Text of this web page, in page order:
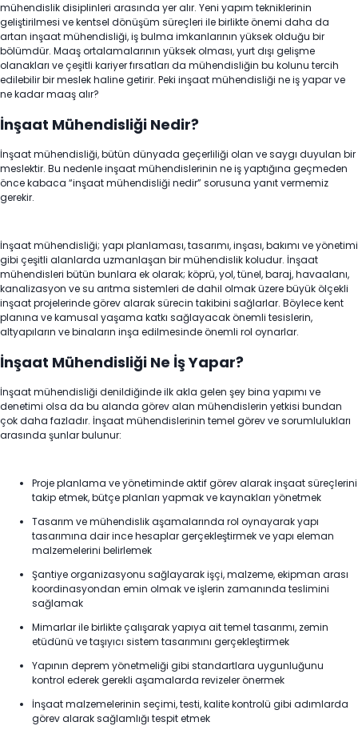
mühendislik disiplinleri arasında yer alır. Yeni yapım tekniklerinin
geliştirilmesi ve kentsel dönüşüm süreçleri ile birlikte önemi daha da
artan inşaat mühendisliği, iş bulma imkanlarının yüksek olduğu bir
bölümdür. Maaş ortalamalarının yüksek olması, yurt dışı gelişme
olanakları ve çeşitli kariyer fırsatları da mühendisliğin bu kolunu tercih
edilebilir bir meslek haline getirir. Peki inşaat mühendisliği ne iş yapar ve
ne kadar maaş alır?
İnşaat Mühendisliği Nedir?
İnşaat mühendisliği, bütün dünyada geçerliliği olan ve saygı duyulan bir
meslektir. Bu nedenle inşaat mühendislerinin ne iş yaptığına geçmeden
önce kabaca “inşaat mühendisliği nedir” sorusuna yanıt vermemiz
gerekir.
İnşaat mühendisliği; yapı planlaması, tasarımı, inşası, bakımı ve yönetimi
gibi çeşitli alanlarda uzmanlaşan bir mühendislik koludur. İnşaat
mühendisleri bütün bunlara ek olarak; köprü, yol, tünel, baraj, havaalanı,
kanalizasyon ve su arıtma sistemleri de dahil olmak üzere büyük ölçekli
inşaat projelerinde görev alarak sürecin takibini sağlarlar. Böylece kent
planına ve kamusal yaşama katkı sağlayacak önemli tesislerin,
altyapıların ve binaların inşa edilmesinde önemli rol oynarlar.
İnşaat Mühendisliği Ne İş Yapar?
İnşaat mühendisliği denildiğinde ilk akla gelen şey bina yapımı ve
denetimi olsa da bu alanda görev alan mühendislerin yetkisi bundan
çok daha fazladır. İnşaat mühendislerinin temel görev ve sorumlulukları
arasında şunlar bulunur:
Proje planlama ve yönetiminde aktif görev alarak inşaat süreçlerini
takip etmek, bütçe planları yapmak ve kaynakları yönetmek
Tasarım ve mühendislik aşamalarında rol oynayarak yapı
tasarımına dair ince hesaplar gerçekleştirmek ve yapı eleman
malzemelerini belirlemek
Şantiye organizasyonu sağlayarak işçi, malzeme, ekipman arası
koordinasyondan emin olmak ve işlerin zamanında teslimini
sağlamak
Mimarlar ile birlikte çalışarak yapıya ait temel tasarımı, zemin
etüdünü ve taşıyıcı sistem tasarımını gerçekleştirmek
Yapının deprem yönetmeliği gibi standartlara uygunluğunu
kontrol ederek gerekli aşamalarda revizeler önermek
İnşaat malzemelerinin seçimi, testi, kalite kontrolü gibi adımlarda
görev alarak sağlamlığı tespit etmek